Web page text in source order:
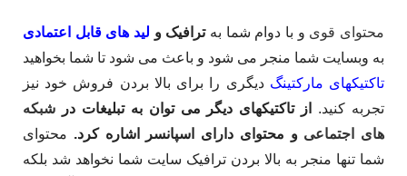
محتوای قوی و با دوام شما بهترافیک و لید های قابل اعتمادی
به وبسایت شما منجر می شود و باعث می شود تا شما بخواهید
تاکتیک­های مارکتینگ دیگری را برای بالا بردن فروش خود نیز
تجربه کنید.
از تاکتیک­های دیگر می توان به تبلیغات در
شبکه
های اجتماعی و محتوای دارای اسپانسر اشاره کرد. محتوای
شما تنها منجر به بالا بردن ترافیک سایت شما نخواهد شد بلکه